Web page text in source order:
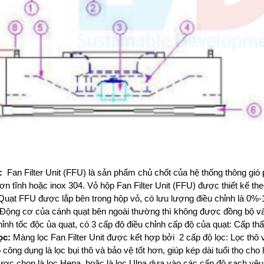
Fan Filter Unit (FFU) là sản phẩm chủ chốt của hệ thống thông
tĩnh hoặc inox 304. Vỏ hộp Fan Filter Unit (FFU) được thiết kế
FFU được lắp bên trong hộp vỏ, có lưu lượng điều chỉnh là
cơ của cánh quạt bên ngoài thường thì không được đồng bộ
tốc độc ủa quạt, có 3 cấp độ điều chỉnh cấp độ của quạt: Cấp
Màng lọc Fan Filter Unit được kết hợp bởi 2 cấp độ lọc: Lọc thô
công dụng là lọc bụi thô và bảo vệ tốt hơn, giúp kép dài tuổi thọ cho